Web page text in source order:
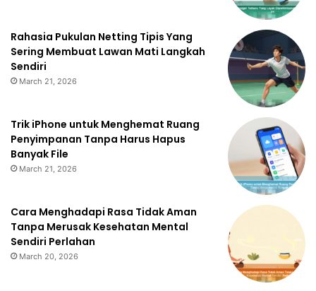
Rahasia Pukulan Netting Tipis Yang
Sering Membuat Lawan Mati Langkah
Sendiri
March 21, 2026
Trik iPhone untuk Menghemat Ruang
Penyimpanan Tanpa Harus Hapus
Banyak File
March 21, 2026
Cara Menghadapi Rasa Tidak Aman
Tanpa Merusak Kesehatan Mental
Sendiri Perlahan
March 20, 2026